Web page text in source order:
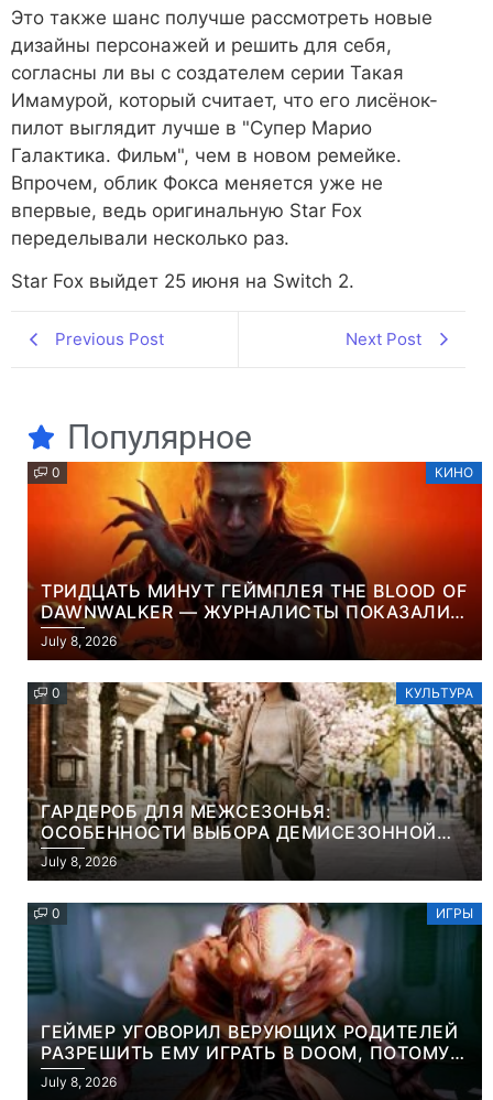
Это также шанс получше рассмотреть новые
дизайны персонажей и решить для себя,
согласны ли вы с создателем серии Такая
Имамурой, который считает, что его лисёнок-
пилот выглядит лучше в "Супер Марио
Галактика. Фильм", чем в новом ремейке.
Впрочем, облик Фокса меняется уже не
впервые, ведь оригинальную Star Fox
переделывали несколько раз.
Star Fox выйдет 25 июня на Switch 2.
Previous Post Next Post
Популярное
0 КИНО
ТРИДЦАТЬ МИНУТ ГЕЙМПЛЕЯ THE BLOOD OF
DAWNWALKER — ЖУРНАЛИСТЫ ПОКАЗАЛИ
НАЧАЛО НОВОЙ ИГРЫ ОТ ВЕТЕРАНОВ CD
PROJEKT RED
July 8, 2026
0 КУЛЬТУРА
ГАРДЕРОБ ДЛЯ МЕЖСЕЗОНЬЯ:
ОСОБЕННОСТИ ВЫБОРА ДЕМИСЕЗОННОЙ
ПАРКИ И ЭЛЕГАНТНОГО ЖЕНСКОГО ПЛАЩА
July 8, 2026
0 ИГРЫ
ГЕЙМЕР УГОВОРИЛ ВЕРУЮЩИХ РОДИТЕЛЕЙ
РАЗРЕШИТЬ ЕМУ ИГРАТЬ В DOOM, ПОТОМУ
ЧТО ЭТО ХРИСТИАНСКАЯ ИГРА ПРО
УБИЙСТВО ДЕМОНОВ
July 8, 2026